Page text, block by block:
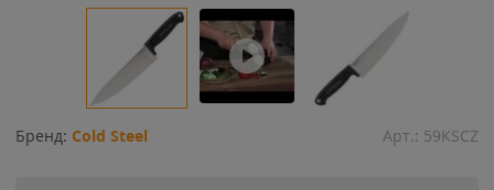
Бренд: Cold Steel Арт.: 59KSCZ